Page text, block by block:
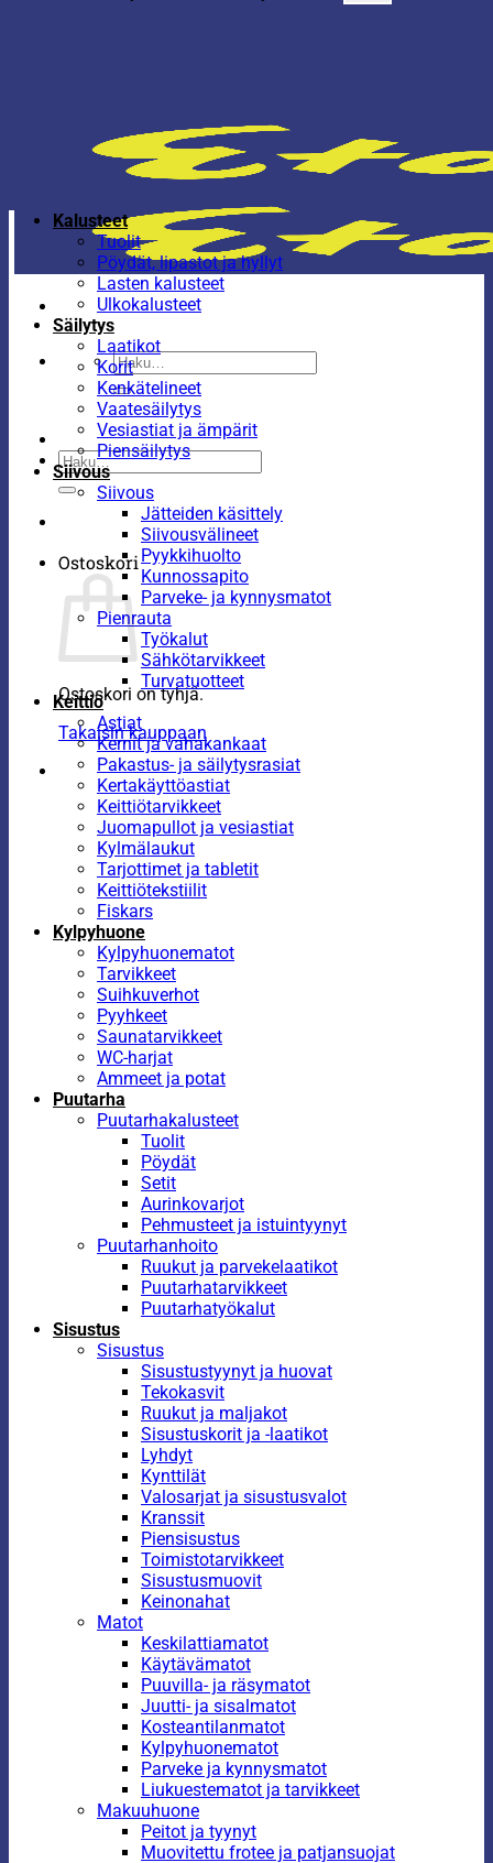
Etsi:
Etsi:
Ostoskori
Ostoskori on tyhjä.
Takaisin kauppaan
Kalusteet
Tuolit
Pöydät, lipastot ja hyllyt
Lasten kalusteet
Ulkokalusteet
Säilytys
Laatikot
Korit
Kenkätelineet
Vaatesäilytys
Vesiastiat ja ämpärit
Piensäilytys
Siivous
Siivous
Jätteiden käsittely
Siivousvälineet
Pyykkihuolto
Kunnossapito
Parveke- ja kynnysmatot
Pienrauta
Työkalut
Sähkötarvikkeet
Turvatuotteet
Keittiö
Astiat
Kernit ja vahakankaat
Pakastus- ja säilytysrasiat
Kertakäyttöastiat
Keittiötarvikkeet
Juomapullot ja vesiastiat
Kylmälaukut
Tarjottimet ja tabletit
Keittiötekstiilit
Fiskars
Kylpyhuone
Kylpyhuonematot
Tarvikkeet
Suihkuverhot
Pyyhkeet
Saunatarvikkeet
WC-harjat
Ammeet ja potat
Puutarha
Puutarhakalusteet
Tuolit
Pöydät
Setit
Aurinkovarjot
Pehmusteet ja istuintyynyt
Puutarhanhoito
Ruukut ja parvekelaatikot
Puutarhatarvikkeet
Puutarhatyökalut
Sisustus
Sisustus
Sisustustyynyt ja huovat
Tekokasvit
Ruukut ja maljakot
Sisustuskorit ja -laatikot
Lyhdyt
Kynttilät
Valosarjat ja sisustusvalot
Kranssit
Piensisustus
Toimistotarvikkeet
Sisustusmuovit
Keinonahat
Matot
Keskilattiamatot
Käytävämatot
Puuvilla- ja räsymatot
Juutti- ja sisalmatot
Kosteantilanmatot
Kylpyhuonematot
Parveke ja kynnysmatot
Liukuestematot ja tarvikkeet
Makuuhuone
Peitot ja tyynyt
Muovitettu frotee ja patjansuojat